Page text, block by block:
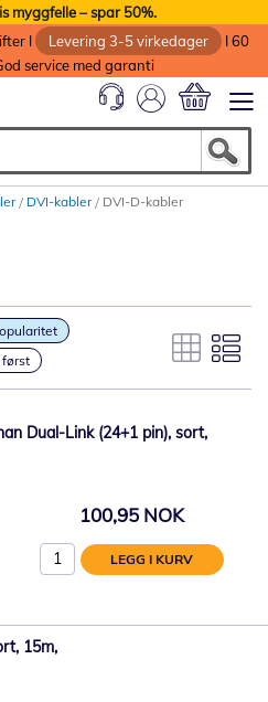
myggfelle – spar 50%.
I
Levering 3-5 virkedager
I 60
service med garanti
DVI-kabler DVI-D-kabler
først
Dual-Link (24+1 pin), sort,
100,95 NOK
LEGG I KURV
15m,